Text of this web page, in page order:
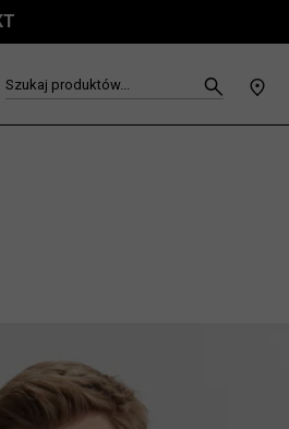
Szukaj produktów...